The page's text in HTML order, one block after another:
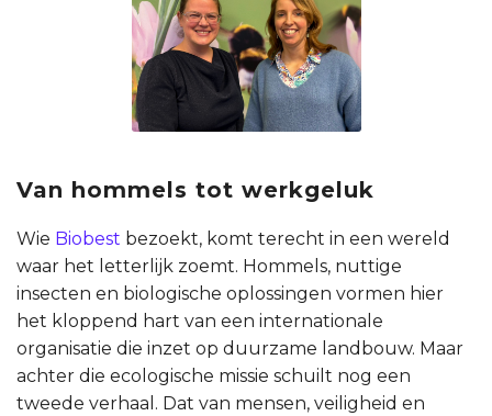
Van hommels tot werkgeluk
Wie Biobest bezoekt, komt terecht in een wereld
waar het letterlijk zoemt. Hommels, nuttige
insecten en biologische oplossingen vormen hier
het kloppend hart van een internationale
organisatie die inzet op duurzame landbouw. Maar
achter die ecologische missie schuilt nog een
tweede verhaal. Dat van mensen, veiligheid en